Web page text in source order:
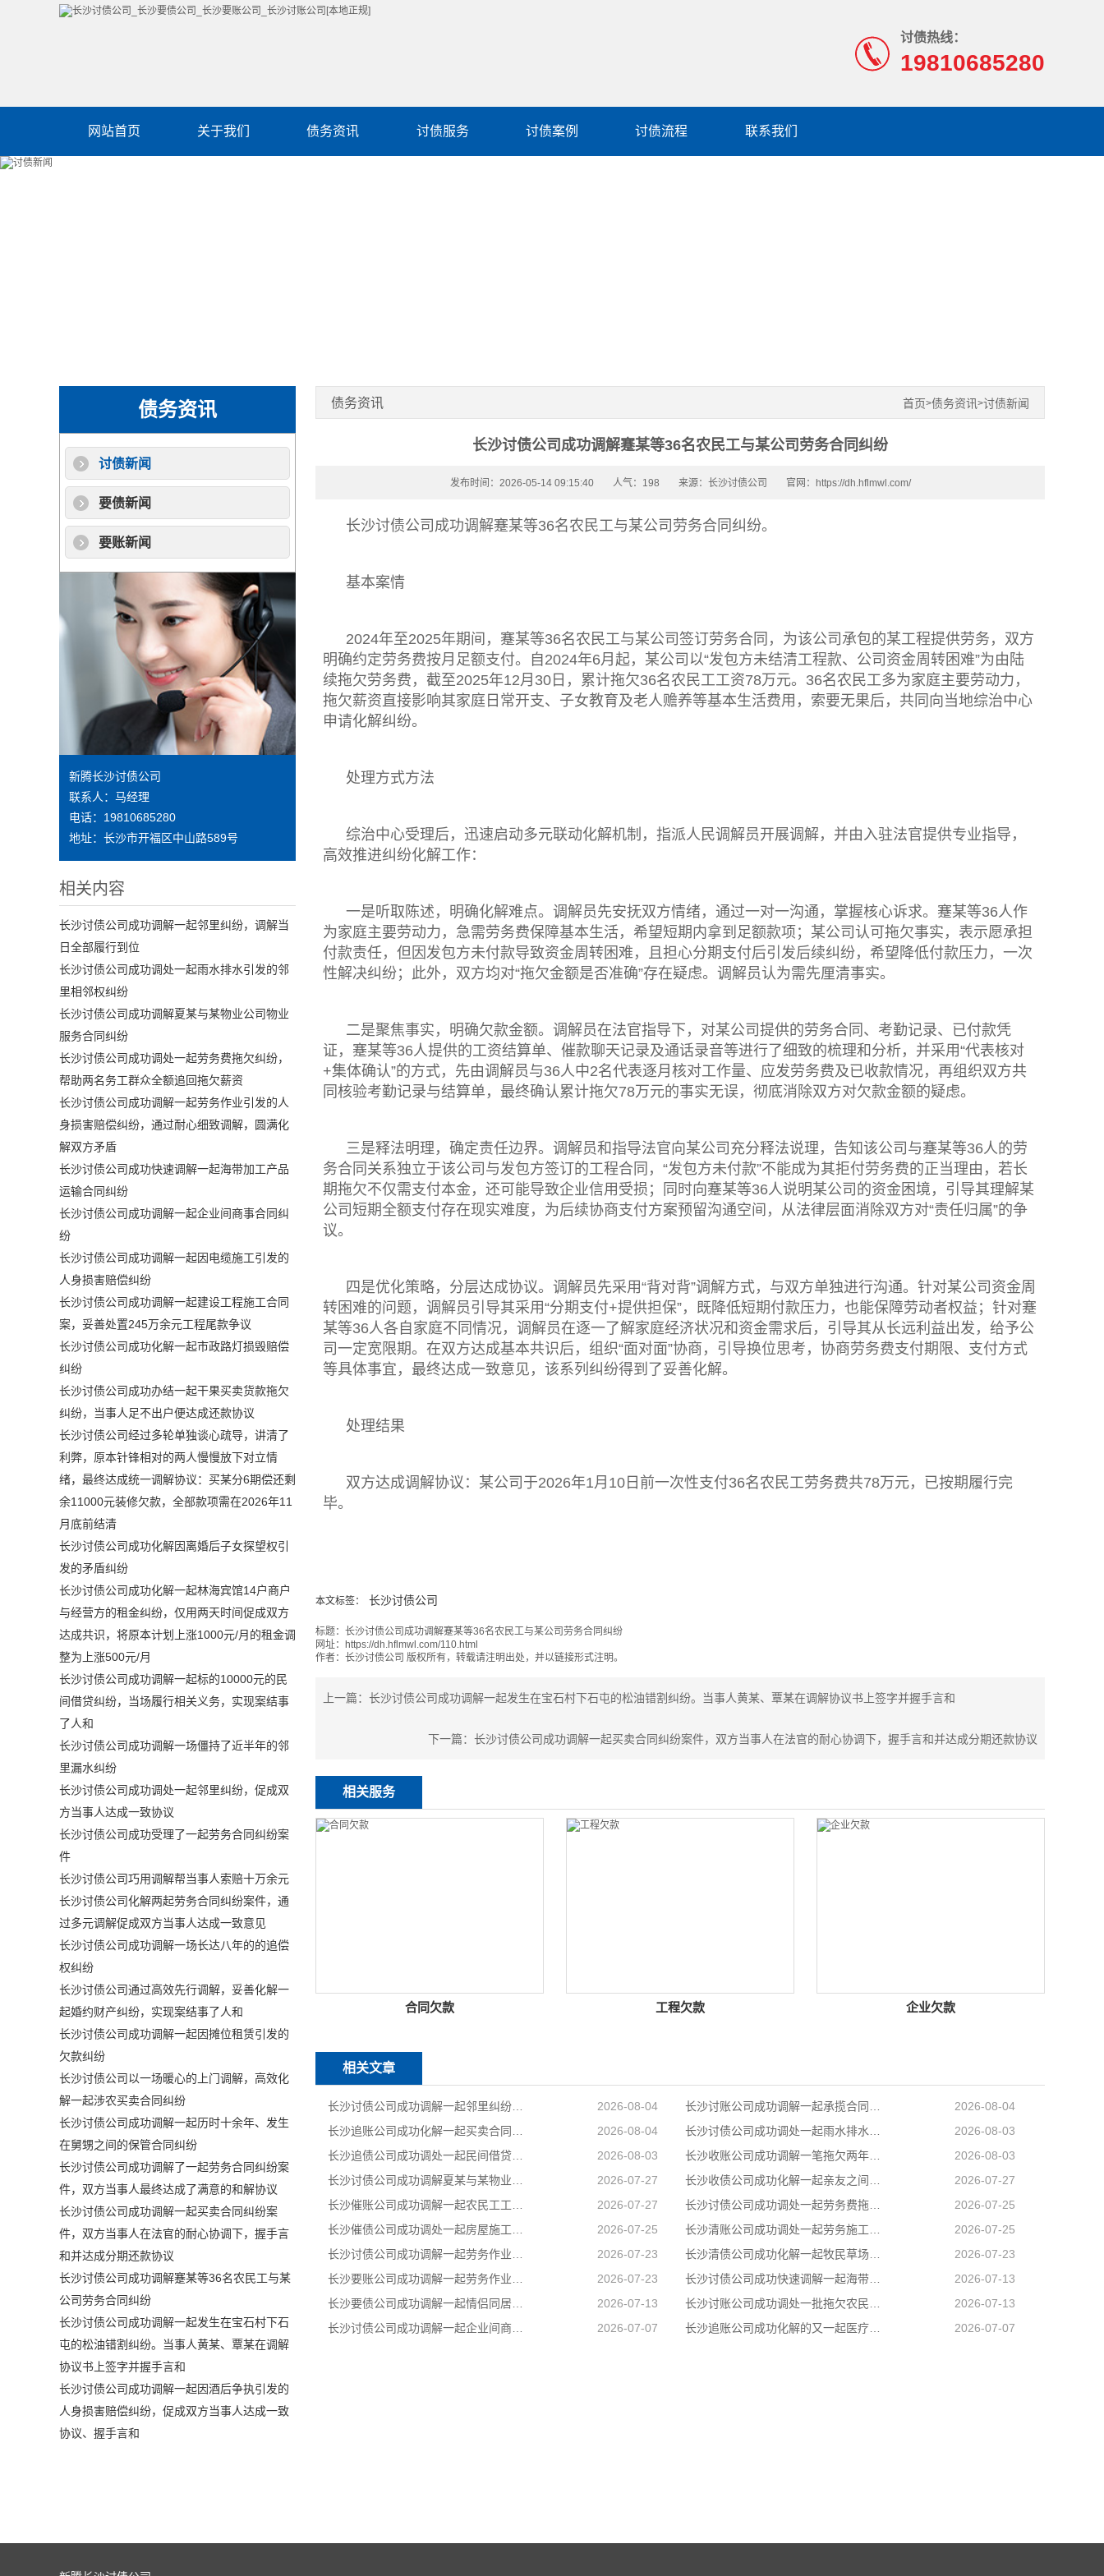
讨债热线：
19810685280
网站首页 关于我们 债务资讯 讨债服务 讨债案例 讨债流程 联系我们
债务资讯
讨债新闻
要债新闻
要账新闻
新腾长沙讨债公司
联系人：马经理
电话：19810685280
地址：长沙市开福区中山路589号
相关内容
长沙讨债公司成功调解一起邻里纠纷，调解当
日全部履行到位
长沙讨债公司成功调处一起雨水排水引发的邻
里相邻权纠纷
长沙讨债公司成功调解夏某与某物业公司物业
服务合同纠纷
长沙讨债公司成功调处一起劳务费拖欠纠纷，
帮助两名务工群众全额追回拖欠薪资
长沙讨债公司成功调解一起劳务作业引发的人
身损害赔偿纠纷，通过耐心细致调解，圆满化
解双方矛盾
长沙讨债公司成功快速调解一起海带加工产品
运输合同纠纷
长沙讨债公司成功调解一起企业间商事合同纠
纷
长沙讨债公司成功调解一起因电缆施工引发的
人身损害赔偿纠纷
长沙讨债公司成功调解一起建设工程施工合同
案，妥善处置245万余元工程尾款争议
长沙讨债公司成功化解一起市政路灯损毁赔偿
纠纷
长沙讨债公司成功办结一起干果买卖货款拖欠
纠纷，当事人足不出户便达成还款协议
长沙讨债公司经过多轮单独谈心疏导，讲清了
利弊，原本针锋相对的两人慢慢放下对立情
绪，最终达成统一调解协议：买某分6期偿还剩
余11000元装修欠款，全部款项需在2026年11
月底前结清
长沙讨债公司成功化解因离婚后子女探望权引
发的矛盾纠纷
长沙讨债公司成功化解一起林海宾馆14户商户
与经营方的租金纠纷，仅用两天时间促成双方
达成共识，将原本计划上涨1000元/月的租金调
整为上涨500元/月
长沙讨债公司成功调解一起标的10000元的民
间借贷纠纷，当场履行相关义务，实现案结事
了人和
长沙讨债公司成功调解一场僵持了近半年的邻
里漏水纠纷
长沙讨债公司成功调处一起邻里纠纷，促成双
方当事人达成一致协议
长沙讨债公司成功受理了一起劳务合同纠纷案
件
长沙讨债公司巧用调解帮当事人索赔十万余元
长沙讨债公司化解两起劳务合同纠纷案件，通
过多元调解促成双方当事人达成一致意见
长沙讨债公司成功调解一场长达八年的的追偿
权纠纷
长沙讨债公司通过高效先行调解，妥善化解一
起婚约财产纠纷，实现案结事了人和
长沙讨债公司成功调解一起因摊位租赁引发的
欠款纠纷
长沙讨债公司以一场暖心的上门调解，高效化
解一起涉农买卖合同纠纷
长沙讨债公司成功调解一起历时十余年、发生
在舅甥之间的保管合同纠纷
长沙讨债公司成功调解了一起劳务合同纠纷案
件，双方当事人最终达成了满意的和解协议
长沙讨债公司成功调解一起买卖合同纠纷案
件，双方当事人在法官的耐心协调下，握手言
和并达成分期还款协议
长沙讨债公司成功调解蹇某等36名农民工与某
公司劳务合同纠纷
长沙讨债公司成功调解一起发生在宝石村下石
屯的松油错割纠纷。当事人黄某、覃某在调解
协议书上签字并握手言和
长沙讨债公司成功调解一起因酒后争执引发的
人身损害赔偿纠纷，促成双方当事人达成一致
协议、握手言和
债务资讯 首页>债务资讯>讨债新闻
长沙讨债公司成功调解蹇某等36名农民工与某公司劳务合同纠纷
发布时间：2026-05-14 09:15:40 人气：198 来源：长沙讨债公司 官网：https://dh.hflmwl.com/
长沙讨债公司 成功调解蹇某等36名农民工与某公司劳务合同纠纷。
基本案情
2024年至2025年期间，蹇某等36名农民工与某公司签订劳务合同，为该公司承包的某工程提供劳务，双方
明确约定劳务费按月足额支付。自2024年6月起，某公司以“发包方未结清工程款、公司资金周转困难”为由陆
续拖欠劳务费，截至2025年12月30日，累计拖欠36名农民工工资78万元。36名农民工多为家庭主要劳动力，
拖欠薪资直接影响其家庭日常开支、子女教育及老人赡养等基本生活费用，索要无果后，共同向当地综治中心
申请化解纠纷。
处理方式方法
综治中心受理后，迅速启动多元联动化解机制，指派人民调解员开展调解，并由入驻法官提供专业指导，
高效推进纠纷化解工作：
一是听取陈述，明确化解难点。调解员先安抚双方情绪，通过一对一沟通，掌握核心诉求。蹇某等36人作
为家庭主要劳动力，急需劳务费保障基本生活，希望短期内拿到足额款项；某公司认可拖欠事实，表示愿承担
付款责任，但因发包方未付款导致资金周转困难，且担心分期支付后引发后续纠纷，希望降低付款压力，一次
性解决纠纷；此外，双方均对“拖欠金额是否准确”存在疑虑。调解员认为需先厘清事实。
二是聚焦事实，明确欠款金额。调解员在法官指导下，对某公司提供的劳务合同、考勤记录、已付款凭
证，蹇某等36人提供的工资结算单、催款聊天记录及通话录音等进行了细致的梳理和分析，并采用“代表核对
+集体确认”的方式，先由调解员与36人中2名代表逐月核对工作量、应发劳务费及已收款情况，再组织双方共
同核验考勤记录与结算单，最终确认累计拖欠78万元的事实无误，彻底消除双方对欠款金额的疑虑。
三是释法明理，确定责任边界。调解员和指导法官向某公司充分释法说理，告知该公司与蹇某等36人的劳
务合同关系独立于该公司与发包方签订的工程合同，“发包方未付款”不能成为其拒付劳务费的正当理由，若长
期拖欠不仅需支付本金，还可能导致企业信用受损；同时向蹇某等36人说明某公司的资金困境，引导其理解某
公司短期全额支付存在现实难度，为后续协商支付方案预留沟通空间，从法律层面消除双方对“责任归属”的争
议。
四是优化策略，分层达成协议。调解员先采用“背对背”调解方式，与双方单独进行沟通。针对某公司资金周
转困难的问题，调解员引导其采用“分期支付+提供担保”，既降低短期付款压力，也能保障劳动者权益；针对蹇
某等36人各自家庭不同情况，调解员在逐一了解家庭经济状况和资金需求后，引导其从长远利益出发，给予公
司一定宽限期。在双方达成基本共识后，组织“面对面”协商，引导换位思考，协商劳务费支付期限、支付方式
等具体事宜，最终达成一致意见，该系列纠纷得到了妥善化解。
处理结果
双方达成调解协议：某公司于2026年1月10日前一次性支付36名农民工劳务费共78万元，已按期履行完
毕。
本文标签： 长沙讨债公司
标题： 长沙讨债公司成功调解蹇某等36名农民工与某公司劳务合同纠纷
网址： https://dh.hflmwl.com/110.html
作者： 长沙讨债公司 版权所有，转载请注明出处，并以链接形式注明。
上一篇： 长沙讨债公司成功调解一起发生在宝石村下石屯的松油错割纠纷。当事人黄某、覃某在调解协议书上签字并握手言和
下一篇：长沙讨债公司成功调解一起买卖合同纠纷案件，双方当事人在法官的耐心协调下，握手言和并达成分期还款协议
相关服务
合同欠款 工程欠款 企业欠款
相关文章
2026-08-04
2026-08-04
2026-08-04
2026-08-03
2026-08-03
2026-08-03
2026-07-27
2026-07-27
2026-07-27
2026-07-25
2026-07-25
2026-07-25
2026-07-23
2026-07-23
2026-07-23
2026-07-13
2026-07-13
2026-07-13
2026-07-07 2026-07-07